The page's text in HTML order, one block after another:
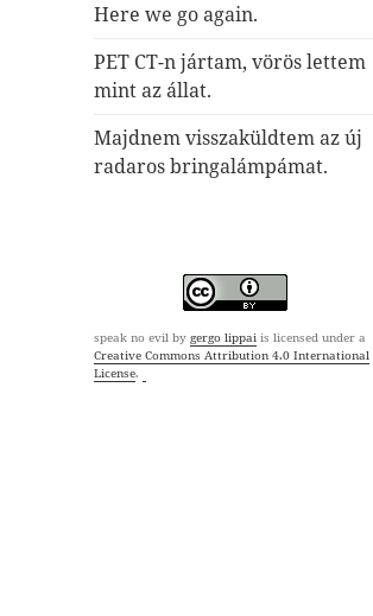
Here we go again.
PET CT-n jártam, vörös lettem
mint az állat.
Majdnem visszaküldtem az új
radaros bringalámpámat.
speak no evil bygergo lippai is licensed under a
Creative Commons Attribution 4.0 International
License.